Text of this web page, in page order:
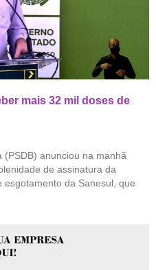
mais 32 mil doses de
anunciou na manhã
de assinatura da
esgotamento da Sanesul, que